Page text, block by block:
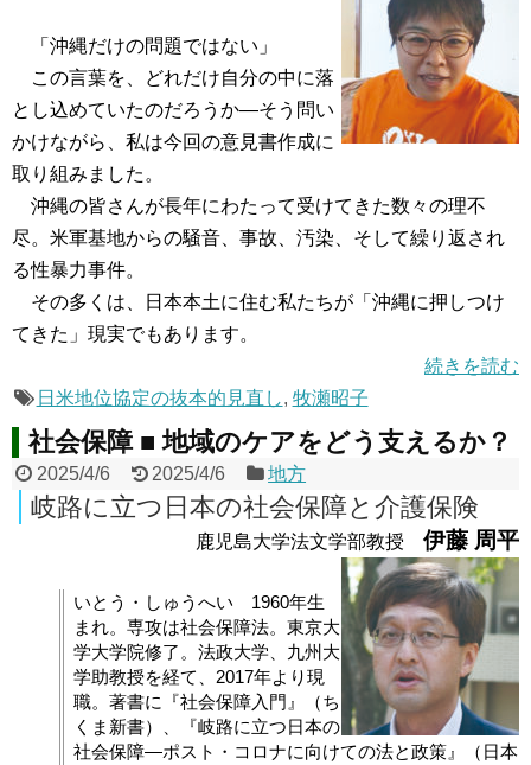
「沖縄だけの問題ではない」
この言葉を、どれだけ自分の中に落
とし込めていたのだろうか―そう問い
かけながら、私は今回の意見書作成に
取り組みました。
沖縄の皆さんが長年にわたって受けてきた数々の理不
尽。米軍基地からの騒音、事故、汚染、そして繰り返され
る性暴力事件。
その多くは、日本本土に住む私たちが「沖縄に押しつけ
てきた」現実でもあります。
続きを読む
日米地位協定の抜本的見直し, 牧瀬昭子
社会保障 ■ 地域のケアをどう支えるか？
2025/4/6 2025/4/6 地方
岐路に立つ日本の社会保障と介護保険
鹿児島大学法文学部教授 伊藤 周平
いとう・しゅうへい 1960年生
まれ。専攻は社会保障法。東京大
学大学院修了。法政大学、九州大
学助教授を経て、2017年より現
職。著書に『社会保障入門』（ち
くま新書）、『岐路に立つ日本の
社会保障―ポスト・コロナに向けての法と政策』（日本